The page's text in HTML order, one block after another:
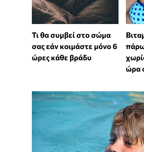
Τι θα συμβεί στο σώμα
σας εάν κοιμάστε μόνο 6
ώρες κάθε βράδυ
ώρα